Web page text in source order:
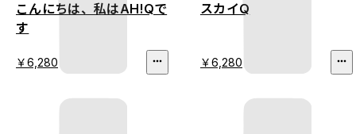
こんにちは、私はAH!Qで
す
￥6,280
スカイQ
￥6,280